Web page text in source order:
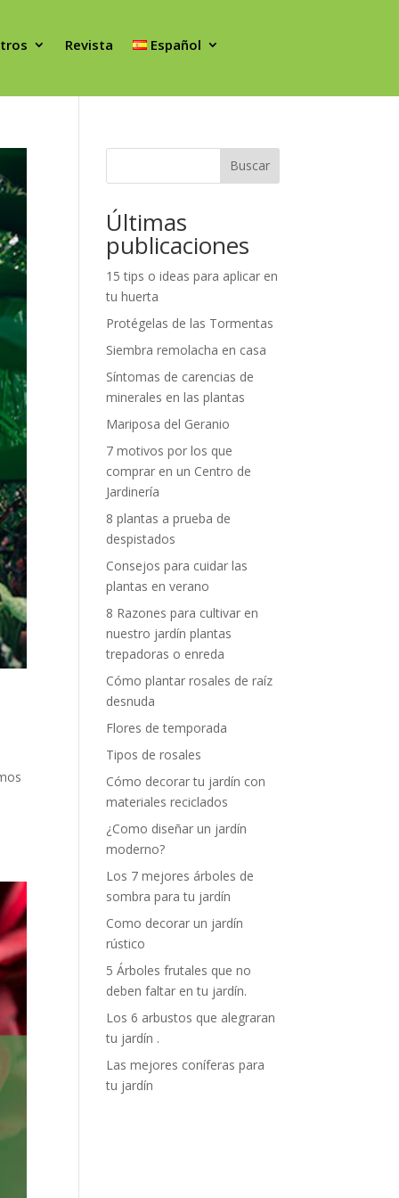
Revista Español
Buscar
Últimas
publicaciones
15 tips o ideas para aplicar en
tu huerta
Protégelas de las Tormentas
Siembra remolacha en casa
Síntomas de carencias de
minerales en las plantas
Mariposa del Geranio
7 motivos por los que
comprar en un Centro de
Jardinería
8 plantas a prueba de
despistados
Consejos para cuidar las
plantas en verano
8 Razones para cultivar en
nuestro jardín plantas
trepadoras o enreda
Cómo plantar rosales de raíz
desnuda
Flores de temporada
Tipos de rosales
Cómo decorar tu jardín con
materiales reciclados
¿Como diseñar un jardín
moderno?
Los 7 mejores árboles de
sombra para tu jardín
Como decorar un jardín
rústico
5 Árboles frutales que no
deben faltar en tu jardín.
Los 6 arbustos que alegraran
tu jardín .
Las mejores coníferas para
tu jardín